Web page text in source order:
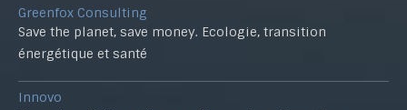
Greenfox Consulting
Save the planet, save money. Ecologie, transition
énergétique et santé
Innovo